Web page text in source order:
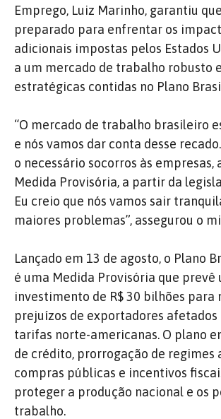
Emprego, Luiz Marinho, garantiu
preparado para enfrentar os
adicionais impostas pelos Estados
a um mercado de trabalho robusto
estratégicas contidas no Plano
“O mercado de trabalho brasileiro
e nós vamos dar conta desse
o necessário socorros às empresas,
Medida Provisória, a partir da
Eu creio que nós vamos sair
maiores problemas”, assegurou o
Lançado em 13 de agosto, o Plano
é uma Medida Provisória que prevê
investimento de R$ 30 bilhões para
prejuízos de exportadores afetados
tarifas norte-americanas. O plano
de crédito, prorrogação de regimes
compras públicas e incentivos
proteger a produção nacional e os
trabalho.